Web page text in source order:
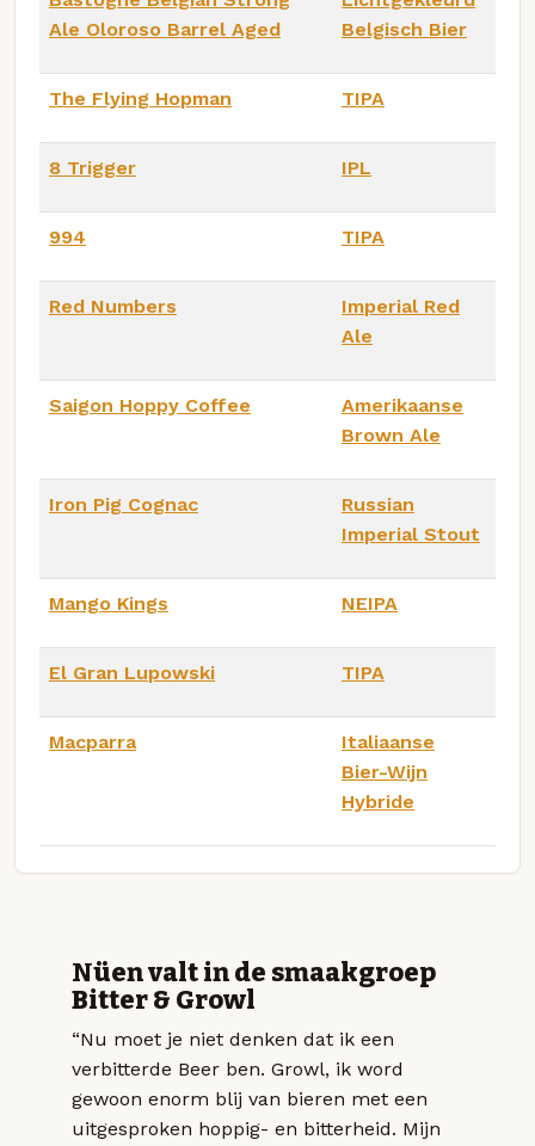
Ale Oloroso Barrel Aged
Belgisch Bier
The Flying Hopman TIPA
8 Trigger IPL
994 TIPA
Red Numbers
Imperial Red
Ale
Saigon Hoppy Coffee
Amerikaanse
Brown Ale
Iron Pig Cognac
Russian
Imperial Stout
Mango Kings NEIPA
El Gran Lupowski TIPA
Macparra
Italiaanse
Bier-Wijn
Hybride
Nüen valt in de smaakgroep
Bitter & Growl
“Nu moet je niet denken dat ik een
verbitterde Beer ben. Growl, ik word
gewoon enorm blij van bieren met een
uitgesproken hoppig- en bitterheid. Mijn